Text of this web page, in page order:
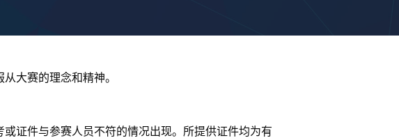
大赛的理念和精神。
证件与参赛人员不符的情况出现。所提供证件均为有